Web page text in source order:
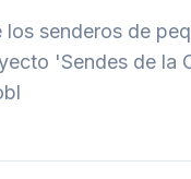
senderos de
'Sendes de